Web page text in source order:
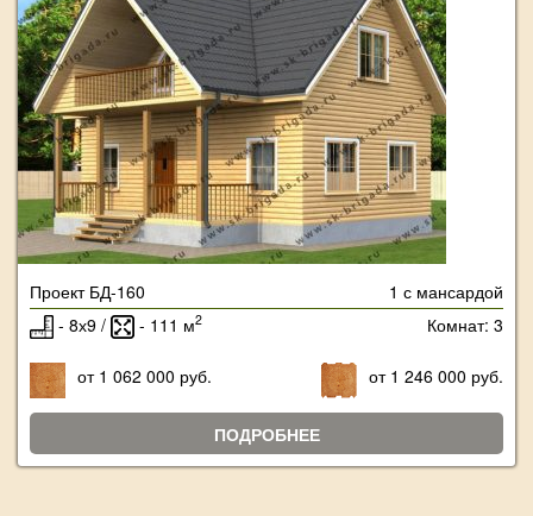
Проект БД-160
1 с мансардой
- 8х9 /
- 111 м2 Комнат: 3
от 1 062 000 руб. от 1 246 000 руб.
ПОДРОБНЕЕ